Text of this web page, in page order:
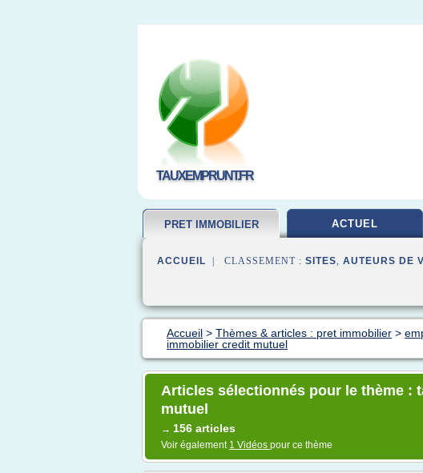
TAUXEMPRUNT.FR
PRET IMMOBILIER ACTUEL
ACCUEIL | CLASSEMENT : SITES, AUTEURS DE
Accueil > Thèmes & articles : pret immobilier >
immobilier credit mutuel
Articles sélectionnés pour le thème :
mutuel
→ 156 articles
Voir également 1 Vidéos pour ce thème